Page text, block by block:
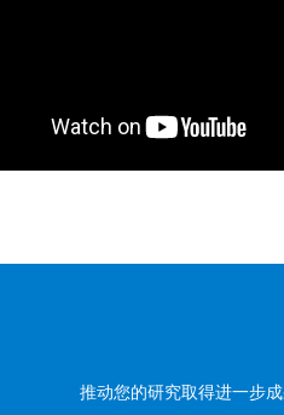
推动您的研究取得进一步